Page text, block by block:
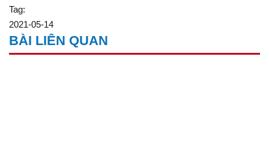
Tag:
2021-05-14
BÀI LIÊN QUAN